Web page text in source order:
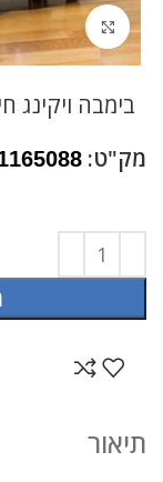
לחץ
בימבה ויקינג
מק"ט:
תיאור